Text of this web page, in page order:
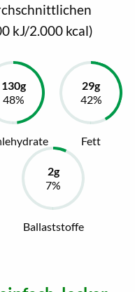
kJ/2.000 kcal)
Fett
Ballaststoffe